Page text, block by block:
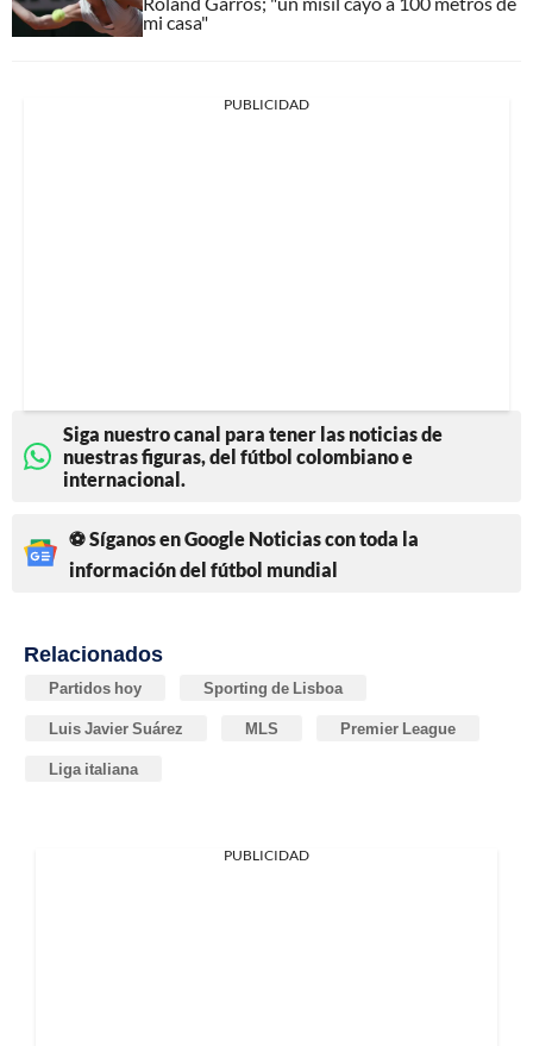
mi casa"
PUBLICIDAD
Siga nuestro canal para tener las noticias de
nuestras figuras, del fútbol colombiano e
internacional.
⚽ Síganos en Google Noticias con toda la
información del fútbol mundial
Relacionados
Partidos hoy Sporting de Lisboa
Luis Javier Suárez MLS Premier League
Liga italiana
PUBLICIDAD